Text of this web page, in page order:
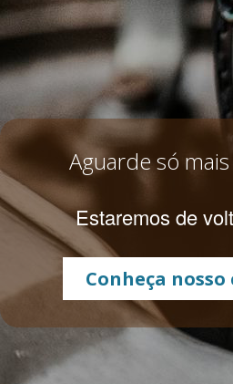
Aguarde só
Estaremos de
Conheça nosso